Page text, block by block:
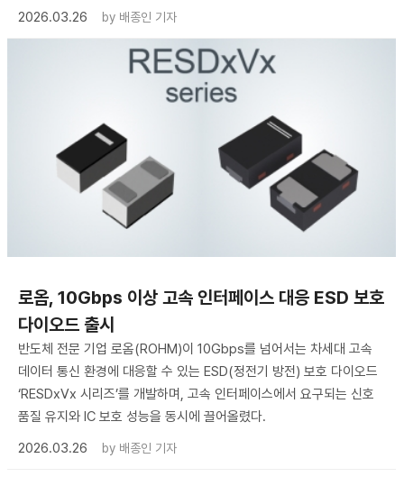
2026.03.26
by 배종인 기자
로옴, 10Gbps 이상 고속 인터페이스 대응 ESD 보호
다이오드 출시
반도체 전문 기업 로옴(ROHM)이 10Gbps를 넘어서는 차세대 고속
데이터 통신 환경에 대응할 수 있는 ESD(정전기 방전) 보호 다이오드
‘RESDxVx 시리즈’를 개발하며, 고속 인터페이스에서 요구되는 신호
품질 유지와 IC 보호 성능을 동시에 끌어올렸다.
2026.03.26
by 배종인 기자